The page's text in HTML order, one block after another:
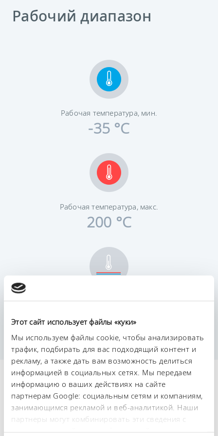
Этот сайт использует файлы «куки»
Мы используем файлы cookie, чтобы анализировать
трафик, подбирать для вас подходящий контент и
рекламу, а также дать вам возможность делиться
информацией в социальных сетях. Мы передаем
информацию о ваших действиях на сайте
партнерам Google: социальным сетям и компаниям,
занимающимся рекламой и веб-аналитикой. Наши
партнеры могут комбинировать эти сведения с
предоставленной вами информацией, а также
Рабочий диапазон
Рабочая температура, мин.
-35 °C
Рабочая температура, макс.
200 °C
Постоянство температурного режима
0,02 ± K
Технические
характеристики (согл.
DIN 12876)